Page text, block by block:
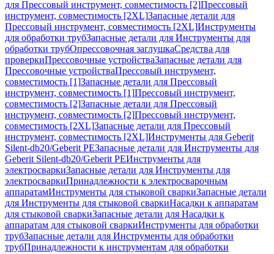
для Прессовый инструмент, совместимость [2]Прессовый
инструмент, совместимость [2XL]Запасные детали для
Прессовый инструмент, совместимость [2XL]Инструменты
для обработки трубЗапасные детали для Инструменты для
обработки трубОпрессовочная заглушкаСредства для
проверкиПрессовочные устройстваЗапасные детали для
Прессовочные устройстваПрессовый инструмент,
совместимость [1]Запасные детали для Прессовый
инструмент, совместимость [1]Прессовый инструмент,
совместимость [2]Запасные детали для Прессовый
инструмент, совместимость [2]Прессовый инструмент,
совместимость [2XL]Запасные детали для Прессовый
инструмент, совместимость [2XL]Инструменты для Geberit
Silent-db20/Geberit PEЗапасные детали для Инструменты для
Geberit Silent-db20/Geberit PEИнструменты для
электросваркиЗапасные детали для Инструменты для
электросваркиПринадлежности к электросварочным
аппаратамИнструменты для стыковой сваркиЗапасные детали
для Инструменты для стыковой сваркиНасадки к аппаратам
для стыковой сваркиЗапасные детали для Насадки к
аппаратам для стыковой сваркиИнструменты для обработки
трубЗапасные детали для Инструменты для обработки
трубПринадлежности к инструментам для обработки